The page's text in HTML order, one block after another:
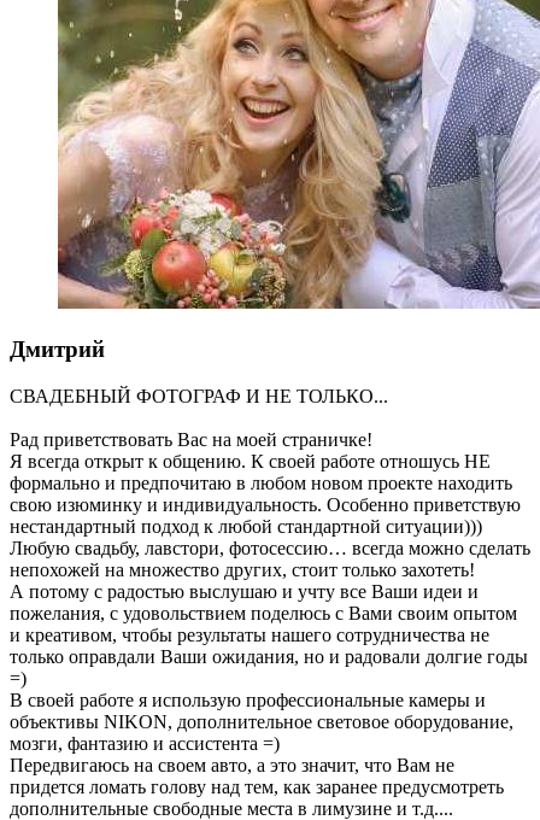
Дмитрий
СВАДЕБНЫЙ ФОТОГРАФ И НЕ ТОЛЬКО...
Рад приветствовать Вас на моей страничке!
Я всегда открыт к общению. К своей работе отношусь НЕ
формально и предпочитаю в любом новом проекте находить
свою изюминку и индивидуальность. Особенно приветствую
нестандартный подход к любой стандартной ситуации)))
Любую свадьбу, лавстори, фотосессию… всегда можно сделать
непохожей на множество других, стоит только захотеть!
А потому с радостью выслушаю и учту все Ваши идеи и
пожелания, с удовольствием поделюсь с Вами своим опытом
и креативом, чтобы результаты нашего сотрудничества не
только оправдали Ваши ожидания, но и радовали долгие годы
=)
В своей работе я использую профессиональные камеры и
объективы NIKON, дополнительное световое оборудование,
мозги, фантазию и ассистента =)
Передвигаюсь на своем авто, а это значит, что Вам не
придется ломать голову над тем, как заранее предусмотреть
дополнительные свободные места в лимузине и т.д....